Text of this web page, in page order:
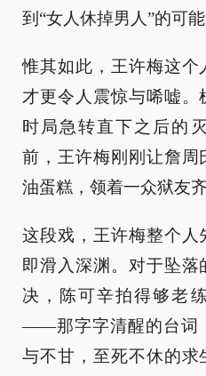
到“女人休掉男人”的可能
惟其如此，王许梅这个
才更令人震惊与唏嘘
时局急转直下之后的
前，王许梅刚刚让詹周
油蛋糕，领着一众狱友
这段戏，王许梅整个人
即滑入深渊。对于坠
决，陈可辛拍得够老
——那字字清醒的台词
与不甘，至死不休的